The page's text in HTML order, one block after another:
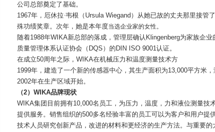
公司总部奠定了基础。
1967年，厄休拉·韦根（ Ursula Wiegand ）从她已故的丈夫那里接管了
殊功绩奖章。次年，她是本年度当选企业家的女性。
随着1988年WIKA新总部的落成，管理层确认 Klingenberg为家族企业
质量管理体系认证协会（ DQS ）的 DIN ISO 9001认证。
在成立50周年之际， WIKA在机械压力和温度测量技术方
1999年，建造了一个新的传感器中心，其生产面积为13,000平方米
2002年在生产区域开始。
（2） WIKA品牌现状
WIKA集团目前拥有10,000名员工，为压力，温度，力和液位测量技
提供服务。销售组织的500多名经验丰富的员工可以为客户和用户提
技术人员研究创新产品，改进的材料和更经济的生产方法。与重要